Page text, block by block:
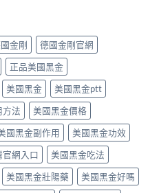
金剛
德國金剛官網
正品美國黑金
美國黑金
美國黑金ptt
方法
美國黑金價格
國黑金副作用
美國黑金功效
網入口
美國黑金吃法
美國黑金壯陽藥 美國黑金好嗎